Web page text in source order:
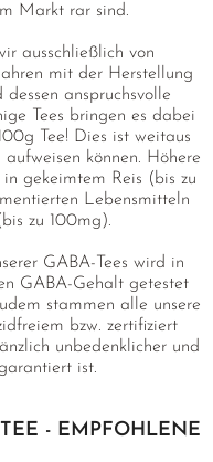
Markt rar sind.
ausschließlich von
mit der Herstellung
anspruchsvolle
Tees bringen es dabei
Tee! Dies ist weitaus
können. Höhere
gekeimtem Reis (bis zu
Lebensmitteln
zu 100mg).
GABA-Tees wird in
GABA-Gehalt getestet
stammen alle unsere
bzw. zertifiziert
unbedenklicher und
ist.
- EMPFOHLENE